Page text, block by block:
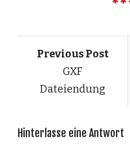
Previous Post
GXF
Dateiendung
Hinterlasse eine Antwort